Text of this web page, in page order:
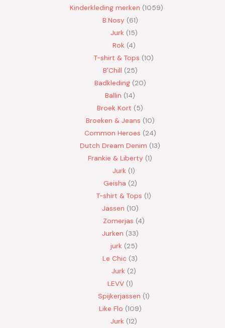
Kinderkleding merken 1059
B.Nosy 61
Jurk 15
Rok 4
T-shirt & Tops 10
B'Chill 25
Badkleding 20
Ballin 14
Broek Kort 5
Broeken & Jeans 10
Common Heroes 24
Dutch Dream Denim 13
Frankie & Liberty 1
Jurk 1
Geisha 2
T-shirt & Tops 1
Jassen 10
Zomerjas 4
Jurken 33
jurk 25
Le Chic 3
Jurk 2
LEVV 1
Spijkerjassen 1
Like Flo 109
Jurk 12